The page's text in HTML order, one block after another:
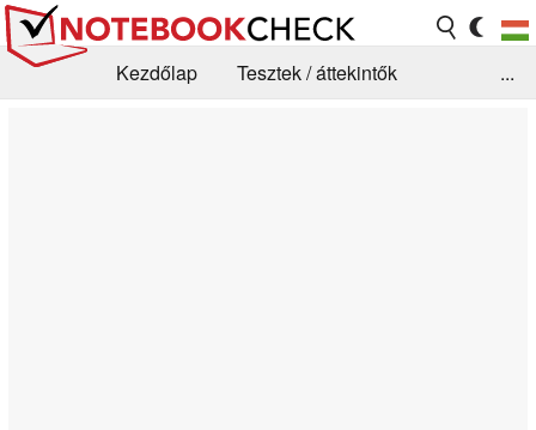
Kezdőlap
Tesztek / áttekintők
...